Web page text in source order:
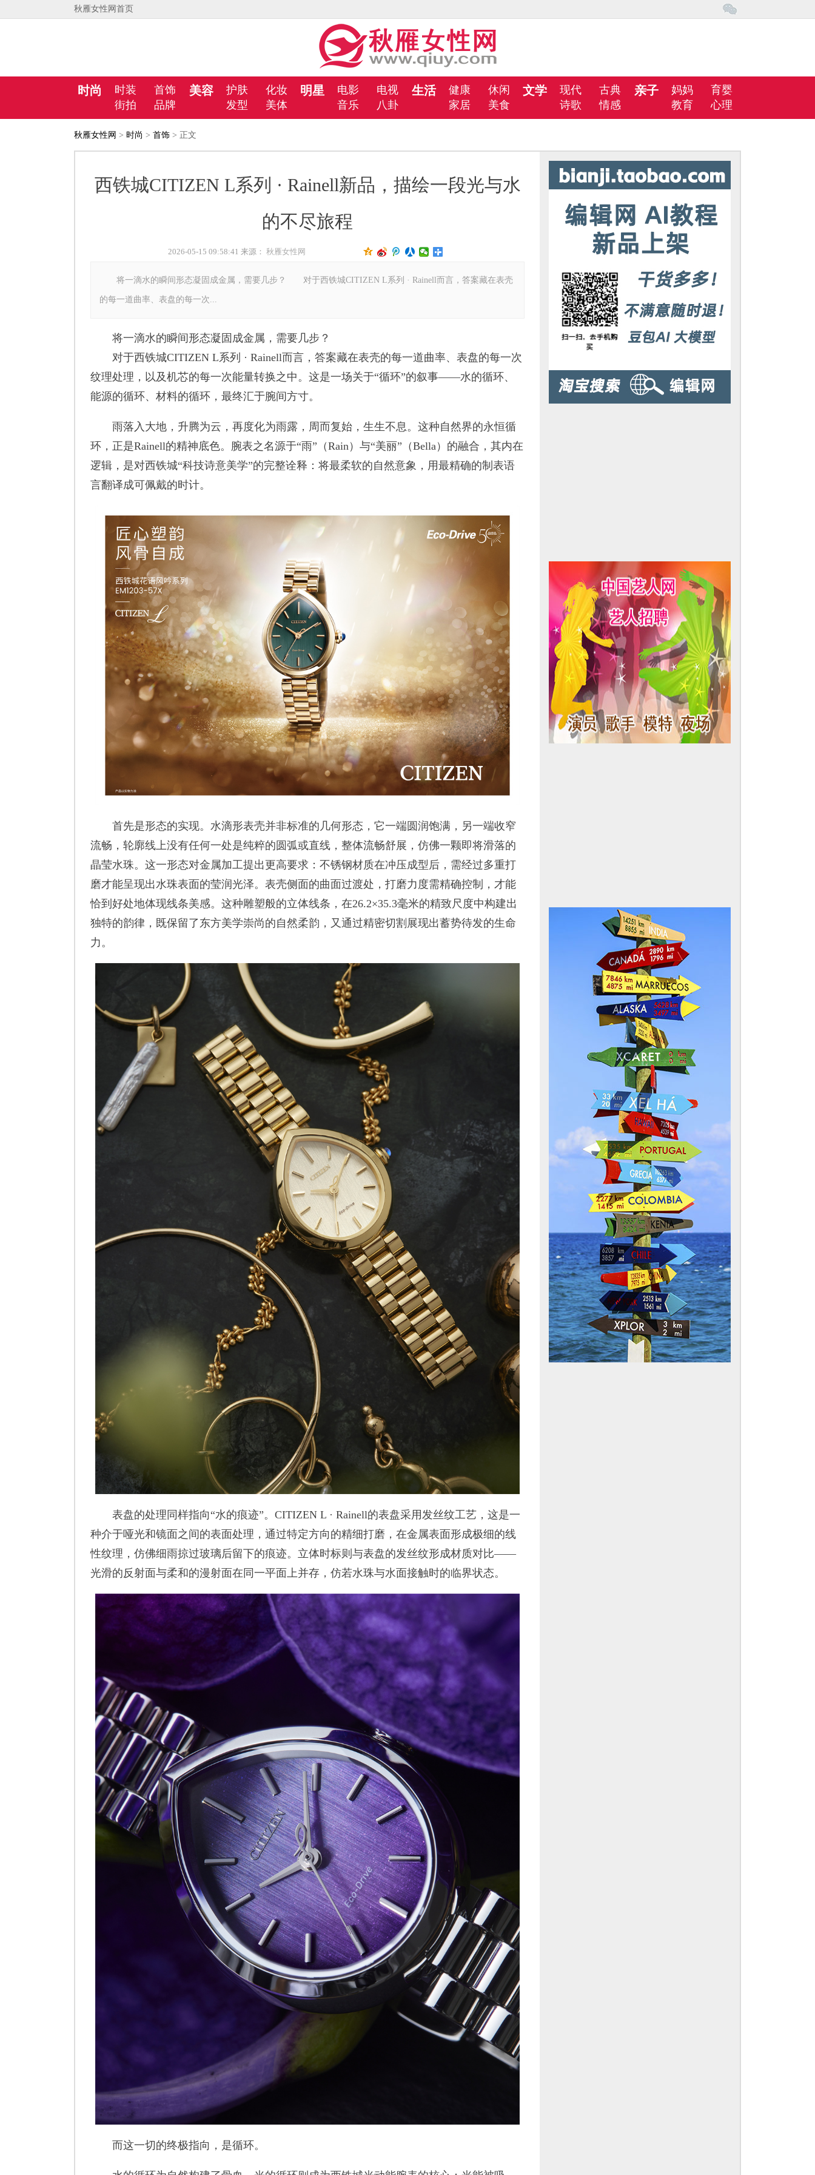
秋雁女性网首页
时尚 时装
首饰
街拍
品牌
美容 护肤
化妆
发型
美体
明星 电影
电视
音乐
八卦
生活 健康
休闲
家居
美食
文学 现代
古典
诗歌
情感
亲子 妈妈
育婴
教育
心理
秋雁女性网 > 时尚 > 首饰 > 正文
西铁城CITIZEN L系列 · Rainell新品，描绘一段光与水
的不尽旅程
2026-05-15 09:58:41 来源： 秋雁女性网
将一滴水的瞬间形态凝固成金属，需要几步？ 对于西铁城CITIZEN L系列 · Rainell而言，答案藏在表壳
的每一道曲率、表盘的每一次...
将一滴水的瞬间形态凝固成金属，需要几步？
对于西铁城CITIZEN L系列 · Rainell而言，答案藏在表壳的每一道曲率、表盘的每一次
纹理处理，以及机芯的每一次能量转换之中。这是一场关于“循环”的叙事——水的循环、
能源的循环、材料的循环，最终汇于腕间方寸。
雨落入大地，升腾为云，再度化为雨露，周而复始，生生不息。这种自然界的永恒循
环，正是Rainell的精神底色。腕表之名源于“雨”（Rain）与“美丽”（Bella）的融合，其内在
逻辑，是对西铁城“科技诗意美学”的完整诠释：将最柔软的自然意象，用最精确的制表语
言翻译成可佩戴的时计。
首先是形态的实现。水滴形表壳并非标准的几何形态，它一端圆润饱满，另一端收窄
流畅，轮廓线上没有任何一处是纯粹的圆弧或直线，整体流畅舒展，仿佛一颗即将滑落的
晶莹水珠。这一形态对金属加工提出更高要求：不锈钢材质在冲压成型后，需经过多重打
磨才能呈现出水珠表面的莹润光泽。表壳侧面的曲面过渡处，打磨力度需精确控制，才能
恰到好处地体现线条美感。这种雕塑般的立体线条，在26.2×35.3毫米的精致尺度中构建出
独特的韵律，既保留了东方美学崇尚的自然柔韵，又通过精密切割展现出蓄势待发的生命
力。
表盘的处理同样指向“水的痕迹”。CITIZEN L · Rainell的表盘采用发丝纹工艺，这是一
种介于哑光和镜面之间的表面处理，通过特定方向的精细打磨，在金属表面形成极细的线
性纹理，仿佛细雨掠过玻璃后留下的痕迹。立体时标则与表盘的发丝纹形成材质对比——
光滑的反射面与柔和的漫射面在同一平面上并存，仿若水珠与水面接触时的临界状态。
而这一切的终极指向，是循环。